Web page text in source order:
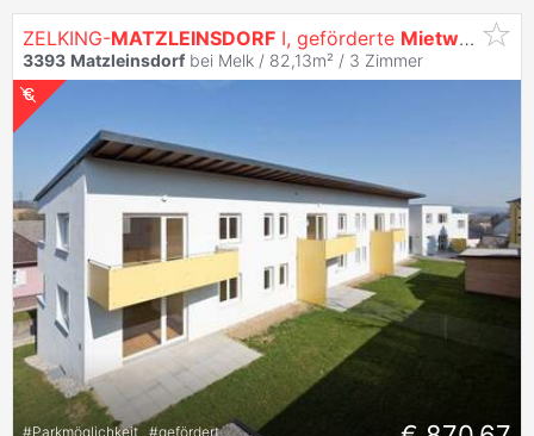
ZELKING-MATZLEINSDORF I, geförderte Mietwohnung
3393 Matzleinsdorf bei Melk / 82,13m² / 3 Zimmer
#Parkmöglichkeit #gefördert